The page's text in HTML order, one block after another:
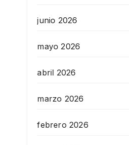
junio 2026
mayo 2026
abril 2026
marzo 2026
febrero 2026